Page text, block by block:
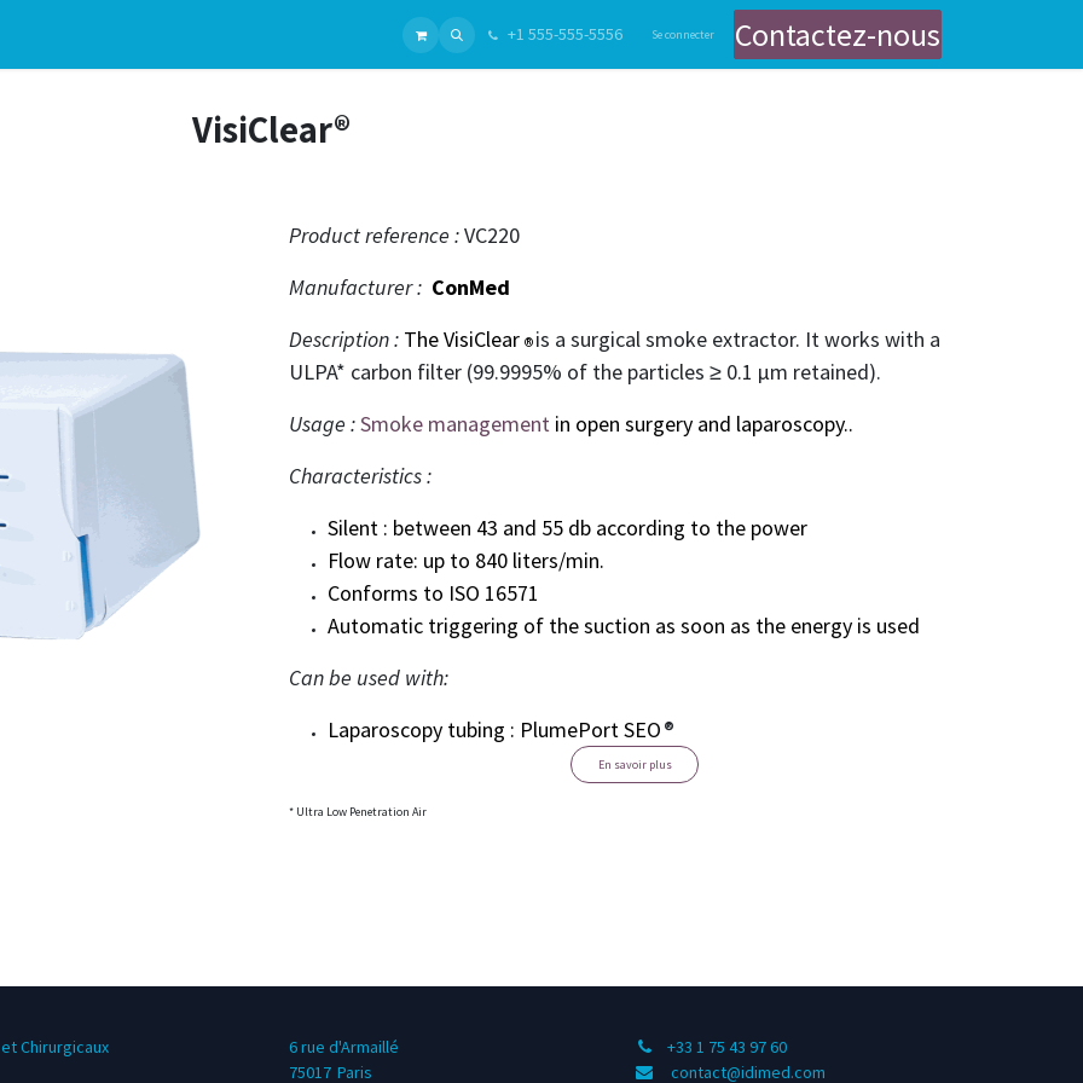
Chirurgie Plastique Fabricants Gastroentérologie Gestion des Fumées Chirurgicales Contact Endoscopie Digestive et
+1 555-555-5556 Se connecter Contactez-nous
VisiClear®
Product reference :VC220
Manufacturer : ConMed
Description : The VisiClear ® is a surgical smoke extractor. It works with a
ULPA* carbon filter (99.9995% of the particles ≥ 0.1 μm retained).
Usage :Smoke management in open surgery and laparoscopy..
Characteristics :
Silent : between 43 and 55 db according to the power
Flow rate: up to 840 liters/min.
Conforms to ISO 16571
Automatic triggering of the suction as soon as the energy is used
Can be used with:
Laparoscopy tubing : PlumePort SEO®
En savoir plus
* Ultra Low Penetration Air
Chirurgicaux
6 rue d'Armaillé
75017 Paris
+33 1 75 43 97 60
contact@idimed.com